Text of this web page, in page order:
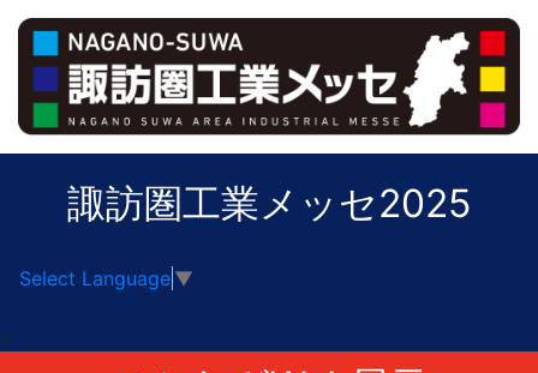
諏訪圏工業メッセ2025
Select Language ▼
>